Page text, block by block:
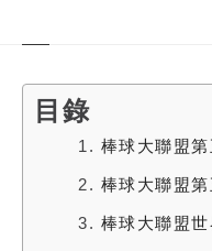
目錄
1. 棒球大聯盟
2. 棒球大聯盟
3. 棒球大聯盟世